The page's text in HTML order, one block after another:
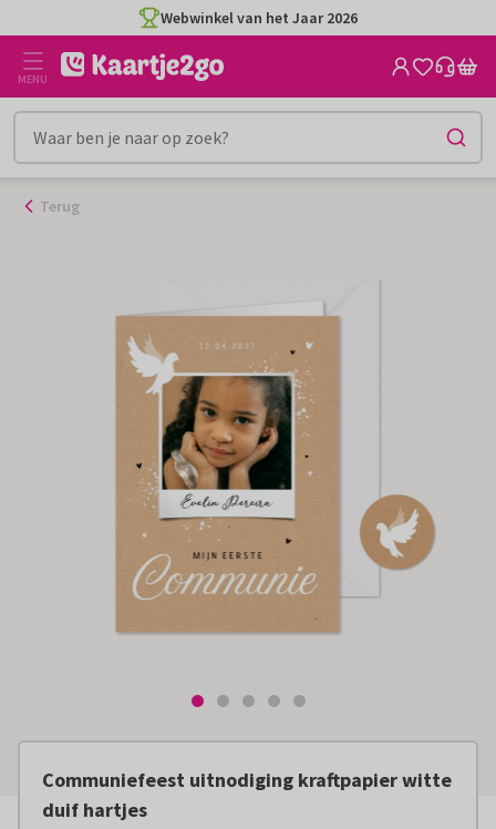
naar
inhoud
Webwinkel van het Jaar 2026
MENU
Terug
Communiefeest uitnodiging kraftpapier witte
duif hartjes